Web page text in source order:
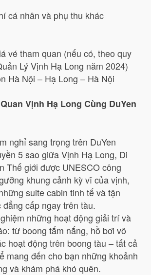
cá nhân và phụ thu khác
vé tham quan (nếu có, theo quy
Lý Vịnh Hạ Long năm 2024)
Hà Nội – Hạ Long – Hà Nội
Vịnh Hạ Long Cùng DuYen
nghỉ sang trọng trên DuYen
5 sao giữa Vịnh Hạ Long, Di
Thế giới được UNESCO công
khung cảnh kỳ vĩ của vịnh,
suite cabin tinh tế và tận
cấp ngay trên tàu.
những hoạt động giải trí và
từ boong tắm nắng, hồ bơi vô
hoạt động trên boong tàu – tất cả
mang đến cho bạn những khoảnh
và khám phá khó quên.